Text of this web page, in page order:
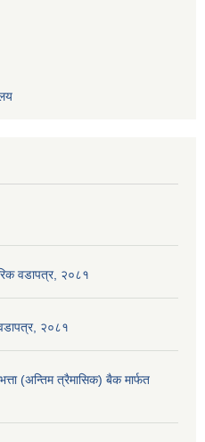
वडापत्र, २०८१
२०८१
(अन्तिम त्रैमासिक) बैक मार्फत